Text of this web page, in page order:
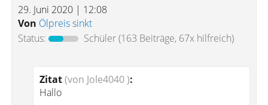
29. Juni 2020 | 12:08
Von Ölpreis sinkt
Status:
Schüler(163 Beiträge, 67x hilfreich)
Zitat(von Jole4040 ):
Hallo